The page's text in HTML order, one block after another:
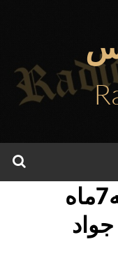
مصاحبه روز يکشنبه7ماه
جواد